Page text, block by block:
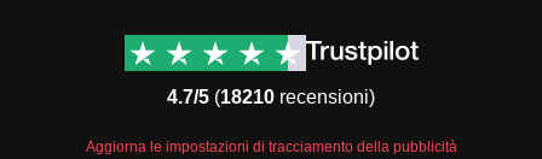
Viaggi di gruppo Nord
Viaggi di gruppo Centro
Contatti
Termini e condizioni
Condizioni generali
4.7/5 (18210 recensioni)
Aggiorna le impostazioni di tracciamento della pubblicità